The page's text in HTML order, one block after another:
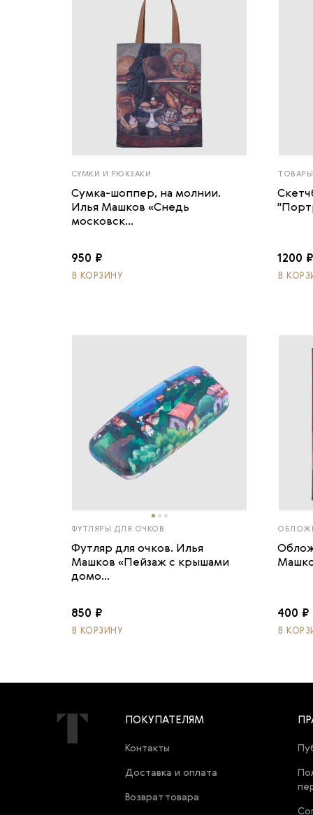
СУМКИ И РЮКЗАКИ
Сумка-шоппер, на молнии.
Илья Машков «Снедь
московск...
950 ₽
В КОРЗИНУ
1200 ₽
В
ФУТЛЯРЫ ДЛЯ ОЧКОВ
Футляр для очков. Илья
Машков «Пейзаж с крышами
домо...
850 ₽
В КОРЗИНУ
400 ₽
В
ПОКУПАТЕЛЯМ
Контакты
Доставка и оплата
Возврат товара